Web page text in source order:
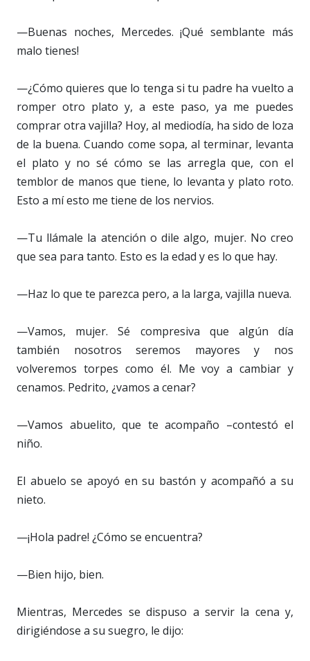
—Buenas noches, Mercedes. ¡Qué semblante más
malo tienes!
—¿Cómo quieres que lo tenga si tu padre ha vuelto a
romper otro plato y, a este paso, ya me puedes
comprar otra vajilla? Hoy, al mediodía, ha sido de loza
de la buena. Cuando come sopa, al terminar, levanta
el plato y no sé cómo se las arregla que, con el
temblor de manos que tiene, lo levanta y plato roto.
Esto a mí esto me tiene de los nervios.
—Tu llámale la atención o dile algo, mujer. No creo
que sea para tanto. Esto es la edad y es lo que hay.
—Haz lo que te parezca pero, a la larga, vajilla nueva.
—Vamos, mujer. Sé compresiva que algún día
también nosotros seremos mayores y nos
volveremos torpes como él. Me voy a cambiar y
cenamos. Pedrito, ¿vamos a cenar?
—Vamos abuelito, que te acompaño –contestó el
niño.
El abuelo se apoyó en su bastón y acompañó a su
nieto.
—¡Hola padre! ¿Cómo se encuentra?
—Bien hijo, bien.
Mientras, Mercedes se dispuso a servir la cena y,
dirigiéndose a su suegro, le dijo: